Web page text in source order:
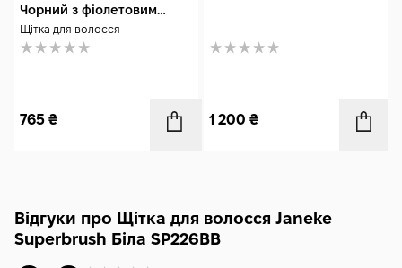
Чорний з фіолетовим
71SP234 FUX
Щітка для волосся
765 ₴ 1 200 ₴
Відгуки про Щітка для волосся Janeke
Superbrush Біла SP226BB